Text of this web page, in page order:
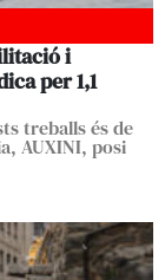
i
per 1,1
treballs és de
AUXINI, posi